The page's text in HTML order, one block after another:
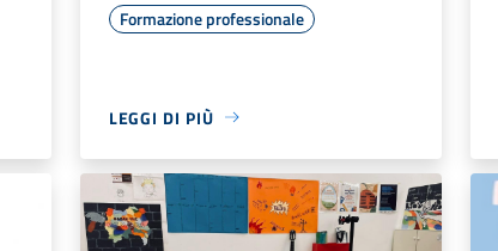
Formazione professionale
LEGGI DI PIÙ